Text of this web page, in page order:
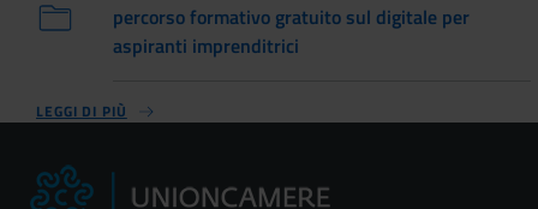
percorso formativo gratuito sul digitale per
aspiranti imprenditrici
LEGGI DI PIÙ